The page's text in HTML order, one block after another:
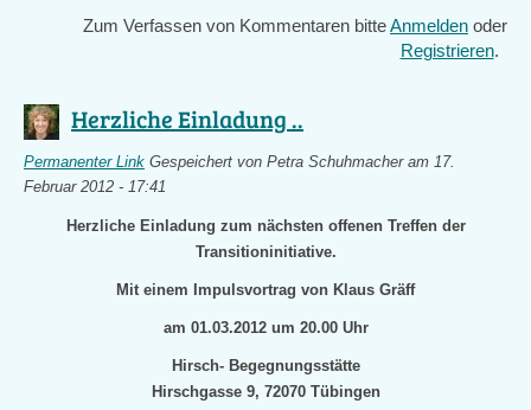
Zum Verfassen von Kommentaren bitteAnmelden oder
Registrieren.
Herzliche Einladung ..
Permanenter Link Gespeichert von Petra Schuhmacheram 17.
Februar 2012 - 17:41
Herzliche Einladung zum nächsten offenen Treffen der
Transitioninitiative.
Mit einem Impulsvortrag von Klaus Gräff
am 01.03.2012 um 20.00 Uhr
Hirsch- Begegnungsstätte
Hirschgasse 9, 72070 Tübingen